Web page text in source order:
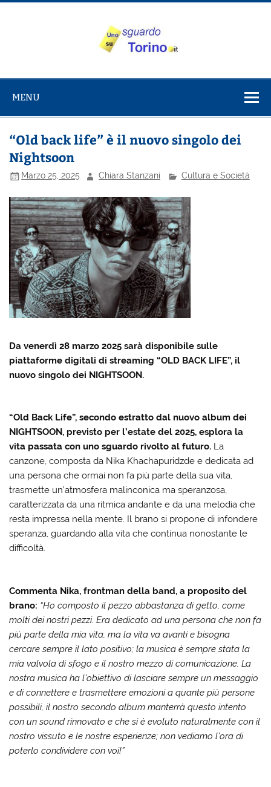
Salta
su Torino
MENU
“Old back life” è il nuovo singolo dei
Nightsoon
Marzo 25, 2025 Chiara Stanzani Cultura e Società
Da venerdì 28 marzo 2025 sarà disponibile sulle
piattaforme digitali di streaming “OLD BACK LIFE”, il
nuovo singolo dei NIGHTSOON.
“Old Back Life”, secondo estratto dal nuovo album dei
NIGHTSOON, previsto per l’estate del 2025, esplora la
vita passata con uno sguardo rivolto al futuro. La
canzone, composta da Nika Khachapuridzde e dedicata ad
una persona che ormai non fa più parte della sua vita,
trasmette un’atmosfera malinconica ma speranzosa,
caratterizzata da una ritmica andante e da una melodia che
resta impressa nella mente. Il brano si propone di infondere
speranza, guardando alla vita che continua nonostante le
difficoltà.
Commenta Nika, frontman della band, a proposito del
brano: “Ho composto il pezzo abbastanza di getto, come
molti dei nostri pezzi. Era dedicato ad una persona che non fa
più parte della mia vita, ma la vita va avanti e bisogna
cercare sempre il lato positivo; la musica è sempre stata la
mia valvola di sfogo e il nostro mezzo di comunicazione. La
nostra musica ha l’obiettivo di lasciare sempre un messaggio
e di connettere e trasmettere emozioni a quante più persone
possibili, il nostro secondo album manterrà questo intento
con un sound rinnovato e che si è evoluto naturalmente con il
nostro vissuto e le nostre esperienze; non vediamo l’ora di
poterlo condividere con voi!”